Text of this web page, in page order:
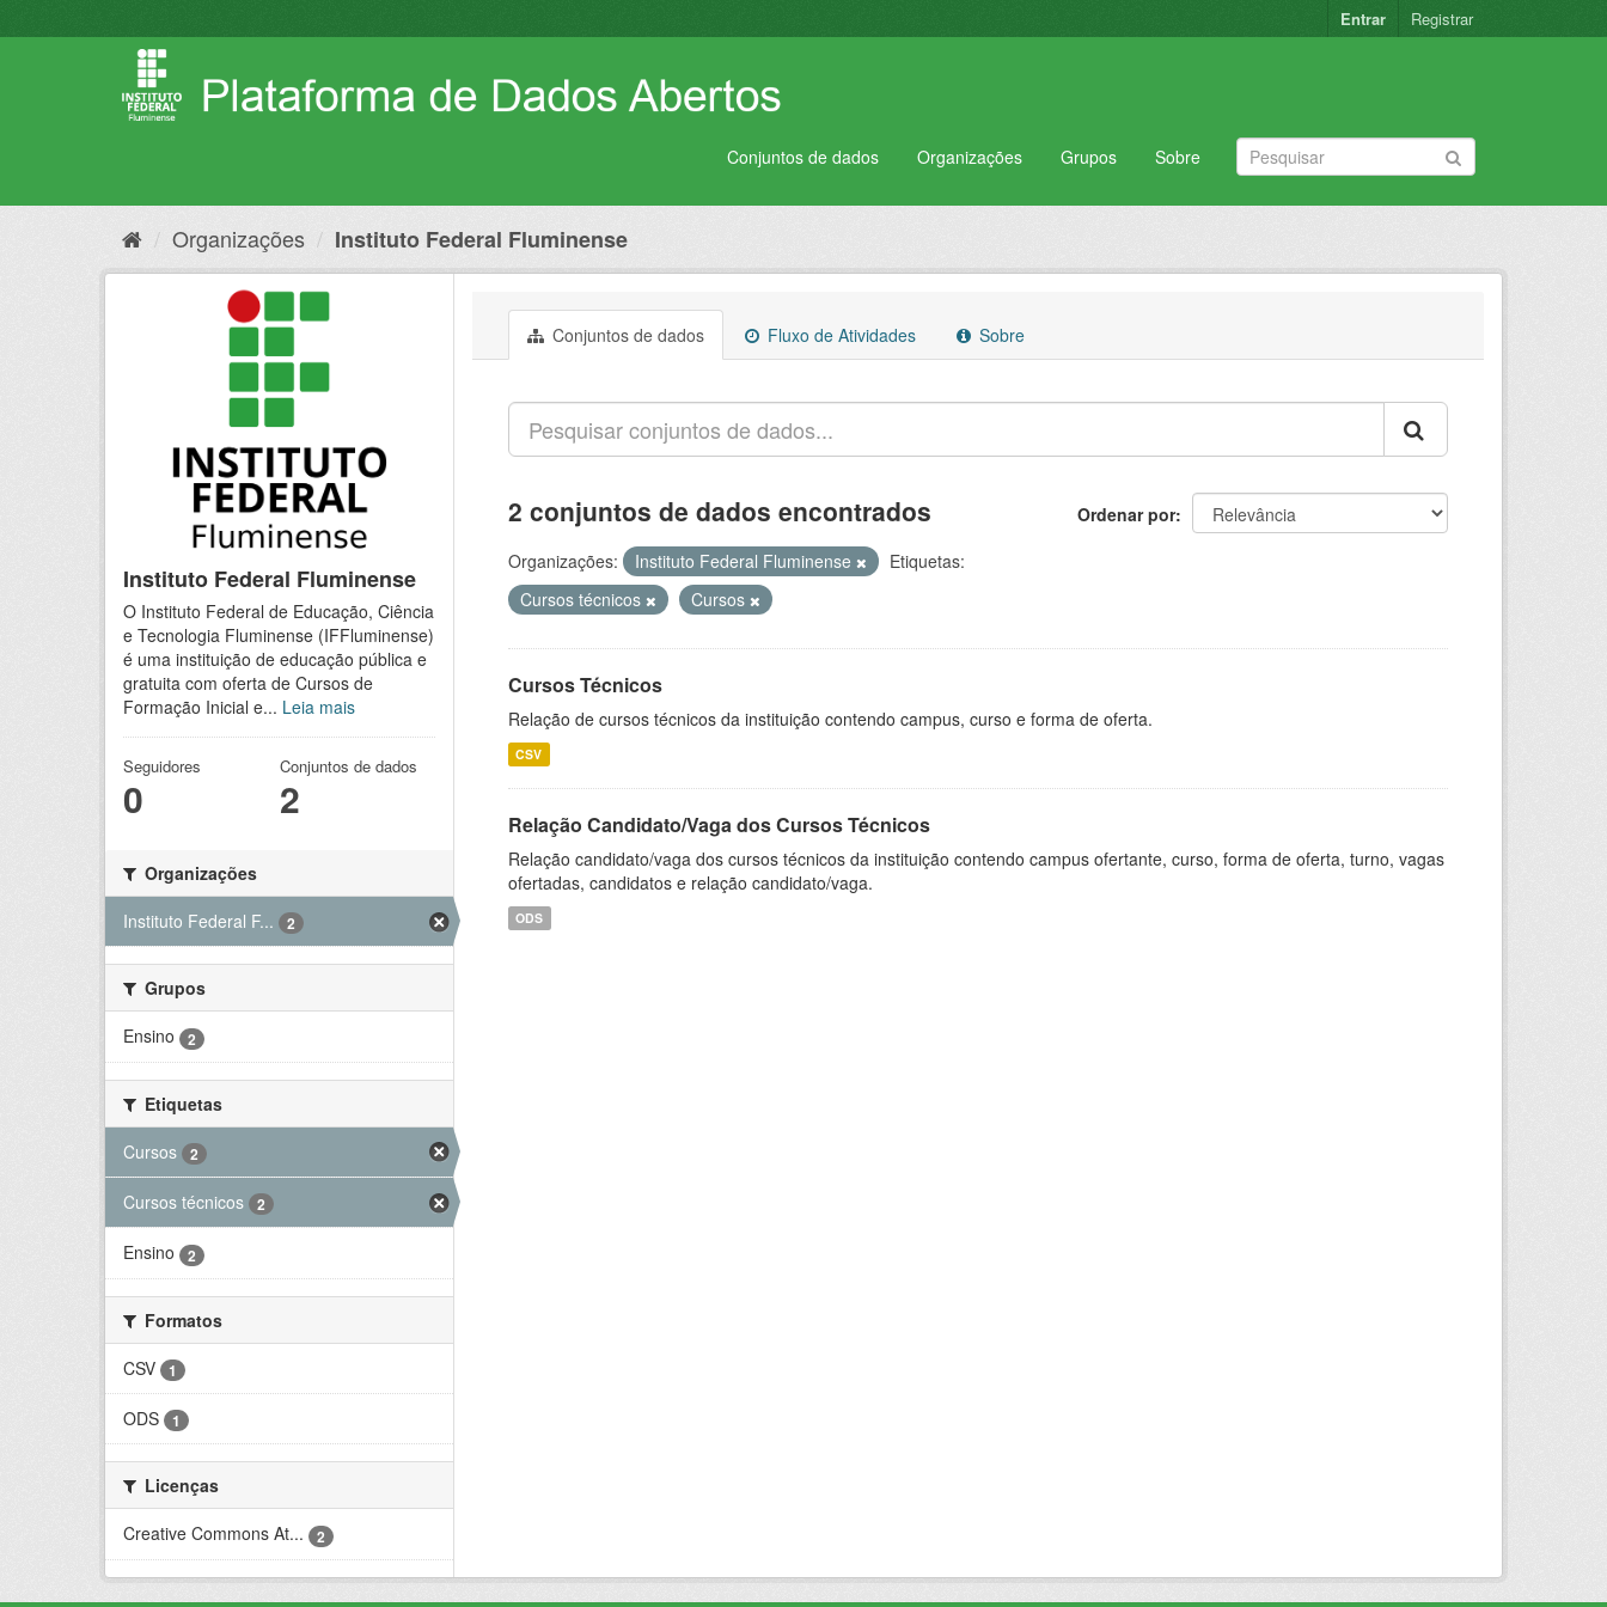
para
Entrar Registrar
Conjuntos de dados Organizações Grupos Sobre
Organizações Instituto Federal Fluminense
Instituto Federal Fluminense
O Instituto Federal de Educação, Ciência
e Tecnologia Fluminense (IFFluminense)
é uma instituição de educação pública e
gratuita com oferta de Cursos de
Formação Inicial e... Leia mais
Seguidores
0
Conjuntos de dados
2
Organizações
Instituto Federal F...
2
Grupos
Ensino
2
Etiquetas
Cursos
2
Cursos técnicos 2
Ensino 2
Formatos
CSV
1
ODS 1
Licenças
Creative Commons At...
2
Conjuntos de dados Fluxo de Atividades Sobre
Ordenar por
2 conjuntos de dados encontrados
Organizações: Instituto Federal Fluminense
Etiquetas:
Cursos técnicos
Cursos
Cursos Técnicos
Relação de cursos técnicos da instituição contendo campus, curso e forma de oferta.
CSV
Relação Candidato/Vaga dos Cursos Técnicos
Relação candidato/vaga dos cursos técnicos da instituição contendo campus ofertante, curso, forma de oferta, turno, vagas
ofertadas, candidatos e relação candidato/vaga.
ODS